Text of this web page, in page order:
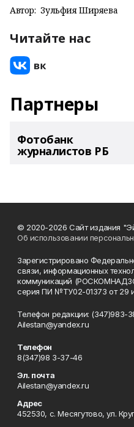
Автор: Зульфия Ширяева
Читайте нас
Партнеры
Фотобанк
журналистов РБ
© 2020-2026 Сайт издания
Об использовании
Зарегистрировано
связи, информационных
коммуникаций
серия ПИ №ТУ02-01373 от 29
Телефон редакции: (347)983-
Ailestan@yandex.ru
Телефон
8(347)98 3-37-46
Эл. почта
Ailestan@yandex.ru
Адрес
452530, с. Месягутово, ул.